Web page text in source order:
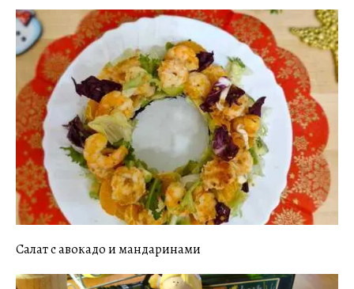
Салат с авокадо и мандаринами